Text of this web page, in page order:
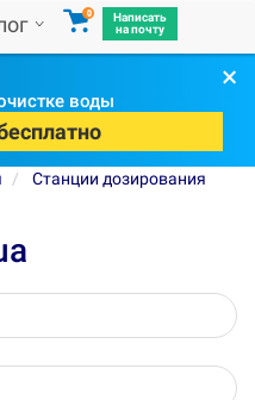
0
Написать
на почту
воды
×
Станции дозирования